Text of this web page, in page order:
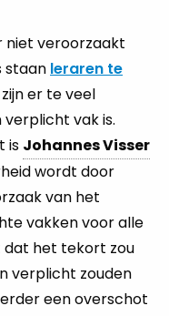
veroorzaakt
staan leraren te
er te veel
vak is.
is Johannes Visser
wordt door
van het
vakken voor alle
dat het tekort zou
verplicht zouden
een overschot